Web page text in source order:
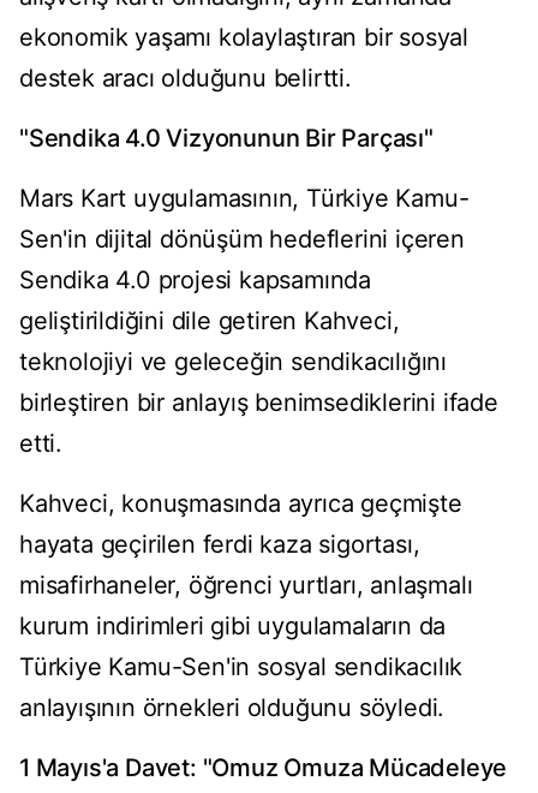
ekonomik yaşamı kolaylaştıran bir sosyal
destek aracı olduğunu belirtti.
"Sendika 4.0 Vizyonunun Bir Parçası"
Mars Kart uygulamasının, Türkiye Kamu-
Sen'in dijital dönüşüm hedeflerini içeren
Sendika 4.0 projesi kapsamında
geliştirildiğini dile getiren Kahveci,
teknolojiyi ve geleceğin sendikacılığını
birleştiren bir anlayış benimsediklerini ifade
etti.
Kahveci, konuşmasında ayrıca geçmişte
hayata geçirilen ferdi kaza sigortası,
misafirhaneler, öğrenci yurtları, anlaşmalı
kurum indirimleri gibi uygulamaların da
Türkiye Kamu-Sen'in sosyal sendikacılık
anlayışının örnekleri olduğunu söyledi.
1 Mayıs'a Davet: "Omuz Omuza Mücadeleye